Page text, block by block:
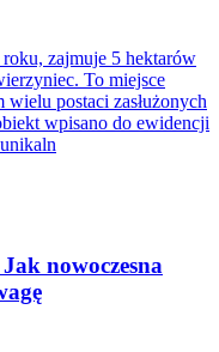
zajmuje 5 hektarów
To miejsce
postaci zasłużonych
wpisano do ewidencji
nowoczesna